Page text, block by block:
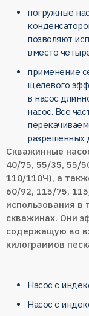
погружные
позволяют
вместо
применение
щелевого
в насос
насос. Все
разрешенных
Скважинные
40/75, 55/35, 55/
110/110Ч), а
60/92, 115/75,
использования в
скважинах. Они
содержащую во
килограммов
Насос с
Насос с